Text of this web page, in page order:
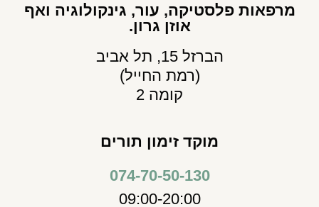
מרפאות פלסטיקה, עור, גינקולוגיה ואף
אוזן גרון.
הברזל 15, תל אביב
(רמת החייל)
קומה 2
מוקד זימון תורים
074-70-50-130
09:00-20:00